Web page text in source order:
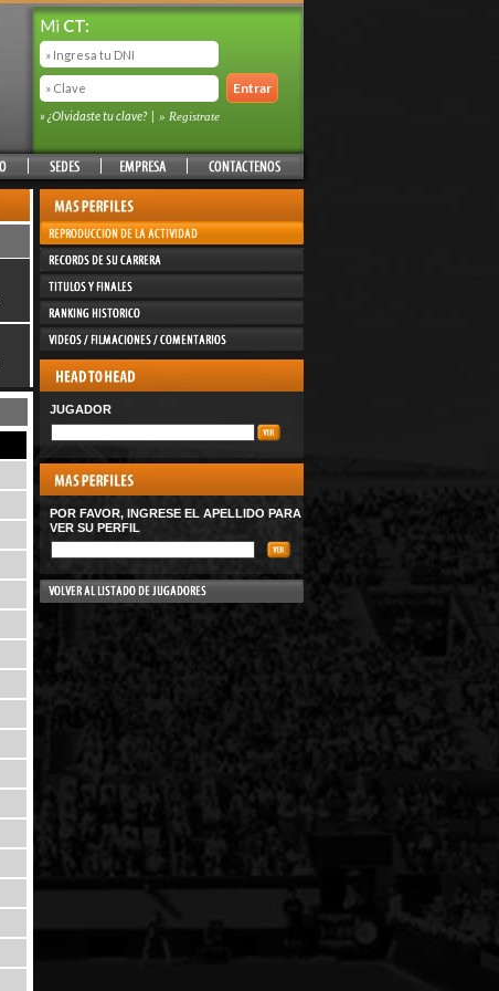
Mi CT:
» ¿Olvidaste tu clave? | » Registrate
JUGADOR
POR FAVOR, INGRESE EL APELLIDO PARA
VER SU PERFIL